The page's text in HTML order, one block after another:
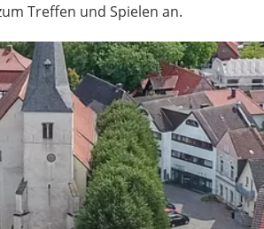
Treffen und Spielen an.